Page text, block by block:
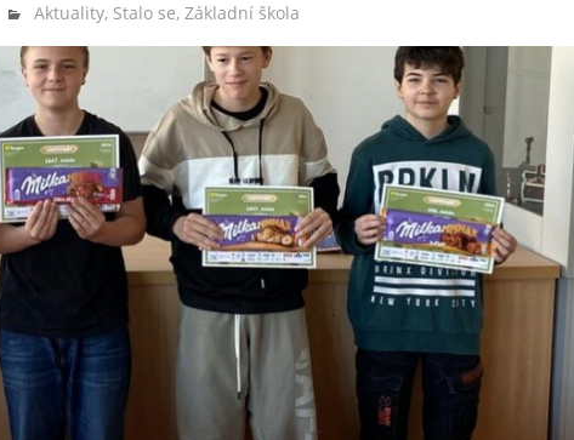
Aktuality, Stalo se, Základní škola